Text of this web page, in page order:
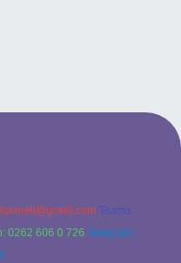
Teams:
0262 606 0 726 Telegram: